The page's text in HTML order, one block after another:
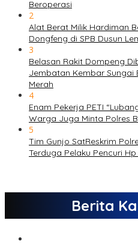
Beroperasi
2
Alat Berat Milik Hardiman
Dongfeng di SPB Dusun
3
Belasan Rakit Dompeng
Jembatan Kembar Sungai
Merah
4
Enam Pekerja PETI
Warga Juga Minta Polres
5
Tim Gunjo SatReskrim
Terduga Pelaku Pencuri
Berita